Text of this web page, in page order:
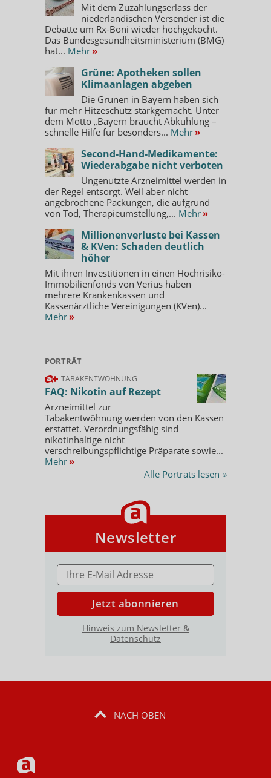
Mit dem Zuzahlungserlass der
niederländischen Versender ist die
Debatte um Rx-Boni wieder hochgekocht.
Das Bundesgesundheitsministerium (BMG)
hat... Mehr »
Grüne: Apotheken sollen
Klimaanlagen abgeben
Die Grünen in Bayern haben sich
für mehr Hitzeschutz starkgemacht. Unter
dem Motto „Bayern braucht Abkühlung –
schnelle Hilfe für besonders... Mehr »
Second-Hand-Medikamente:
Wiederabgabe nicht verboten
Ungenutzte Arzneimittel werden in
der Regel entsorgt. Weil aber nicht
angebrochene Packungen, die aufgrund
von Tod, Therapieumstellung,... Mehr »
Millionenverluste bei Kassen
& KVen: Schaden deutlich
höher
Mit ihren Investitionen in einen Hochrisiko-
Immobilienfonds von Verius haben
mehrere Krankenkassen und
Kassenärztliche Vereinigungen (KVen)...
Mehr »
PORTRÄT
TABAKENTWÖHNUNG
FAQ: Nikotin auf Rezept
Arzneimittel zur
Tabakentwöhnung werden von den Kassen
erstattet. Verordnungsfähig sind
nikotinhaltige nicht
verschreibungspflichtige Präparate sowie...
Mehr »
Alle Porträts lesen »
Newsletter
E-MAIL ADRESSE
Jetzt abonnieren
Hinweis zum Newsletter &
Datenschutz
NACH OBEN